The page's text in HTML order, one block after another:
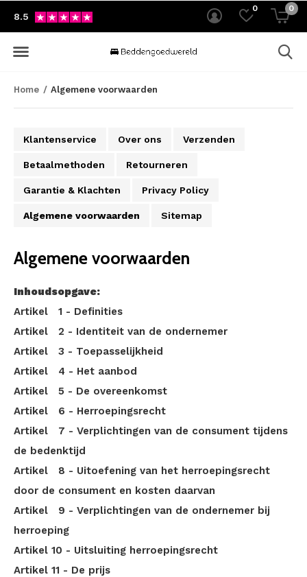
0 0
8.5
Home Algemene voorwaarden
Klantenservice Over ons Verzenden
Betaalmethoden Retourneren
Garantie & Klachten Privacy Policy
Algemene voorwaarden Sitemap
Algemene voorwaarden
Inhoudsopgave:
Artikel 1 - Definities
Artikel 2 - Identiteit van de ondernemer
Artikel 3 - Toepasselijkheid
Artikel 4 - Het aanbod
Artikel 5 - De overeenkomst
Artikel 6 - Herroepingsrecht
Artikel 7 - Verplichtingen van de consument tijdens
de bedenktijd
Artikel 8 - Uitoefening van het herroepingsrecht
door de consument en kosten daarvan
Artikel 9 - Verplichtingen van de ondernemer bij
herroeping
Artikel 10 - Uitsluiting herroepingsrecht
Artikel 11 - De prijs